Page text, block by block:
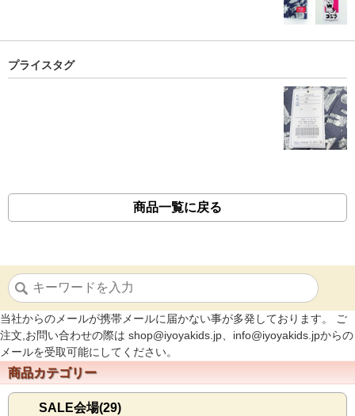
プライスタグ
商品一覧に戻る
当社からのメールが携帯メールに届かない事が多発しております。 ご
注文,お問い合わせの際は shop@iyoyakids.jp、info@iyoyakids.jpからの
メールを受取可能にしてください。
商品カテゴリー
SALE会場(29)